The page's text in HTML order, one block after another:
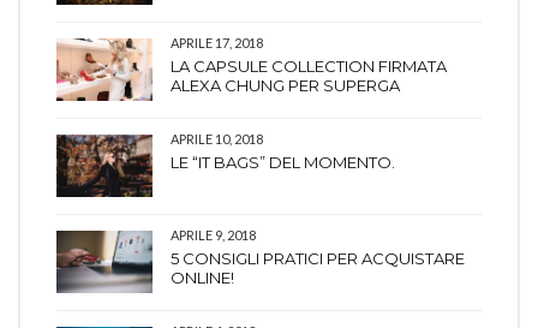
APRILE 17, 2018
LA CAPSULE COLLECTION FIRMATA
ALEXA CHUNG PER SUPERGA
APRILE 10, 2018
LE “IT BAGS” DEL MOMENTO.
APRILE 9, 2018
5 CONSIGLI PRATICI PER ACQUISTARE
ONLINE!